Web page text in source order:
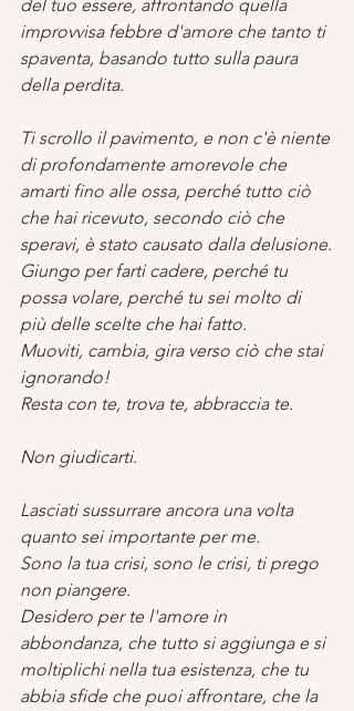
del tuo essere, affrontando quella
improvvisa febbre d'amore che tanto ti
spaventa, basando tutto sulla paura
della perdita.
Ti scrollo il pavimento, e non c'è niente
di profondamente amorevole che
amarti fino alle ossa, perché tutto ciò
che hai ricevuto, secondo ciò che
speravi, è stato causato dalla delusione.
Giungo per farti cadere, perché tu
possa volare, perché tu sei molto di
più delle scelte che hai fatto.
Muoviti, cambia, gira verso ciò che stai
ignorando!
Resta con te, trova te, abbraccia te.
Non giudicarti.
Lasciati sussurrare ancora una volta
quanto sei importante per me.
Sono la tua crisi, sono le crisi, ti prego
non piangere.
Desidero per te l'amore in
abbondanza, che tutto si aggiunga e si
moltiplichi nella tua esistenza, che tu
abbia sfide che puoi affrontare, che la